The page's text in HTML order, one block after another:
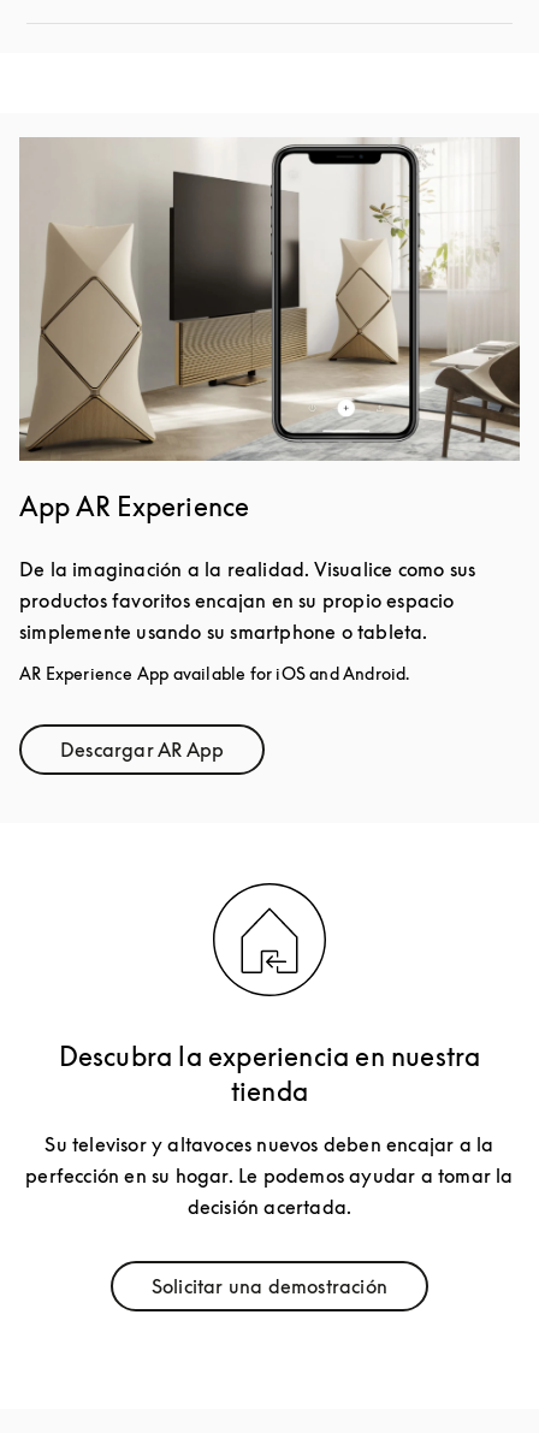
App AR Experience
De la imaginación a la realidad. Visualice como sus
productos favoritos encajan en su propio espacio
simplemente usando su smartphone o tableta.
AR Experience App available for iOS and Android.
Descargar AR AppLink Opens in New Tab
Descubra la experiencia en nuestra
tienda
Su televisor y altavoces nuevos deben encajar a la
perfección en su hogar. Le podemos ayudar a tomar la
decisión acertada.
Solicitar una demostración
Link Opens in New Tab